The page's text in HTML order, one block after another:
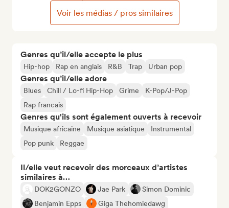
Genres qu’il/elle accepte le plus
Hip-hop Rap en anglais R&B Trap Urban pop
Genres qu’il/elle adore
Blues Chill / Lo-fi Hip-Hop Grime
K-Pop/J-Pop
Rap francais
Genres qu'ils sont également ouverts à recevoir
Musique africaine Musique asiatique
Instrumental
Pop punk
Reggae
Il/elle veut recevoir des morceaux d’artistes
similaires à…
DOK2GONZO Jae Park
Simon Dominic
Benjamin Epps
Giga Thehomiedawg
Voir les médias / pros similaires